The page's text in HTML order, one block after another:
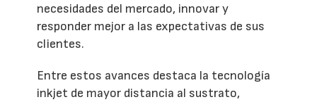
necesidades del mercado, innovar y
responder mejor a las expectativas de sus
clientes.
Entre estos avances destaca la tecnología
inkjet de mayor distancia al sustrato,